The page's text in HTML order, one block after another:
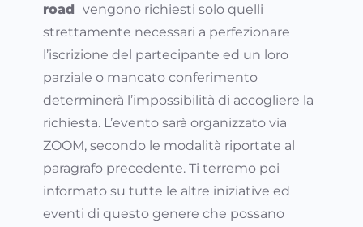
road vengono richiesti solo quelli
strettamente necessari a perfezionare
l’iscrizione del partecipante ed un loro
parziale o mancato conferimento
determinerà l’impossibilità di accogliere la
richiesta. L’evento sarà organizzato via
ZOOM, secondo le modalità riportate al
paragrafo precedente. Ti terremo poi
informato su tutte le altre iniziative ed
eventi di questo genere che possano